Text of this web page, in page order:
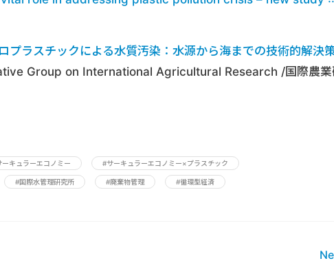
プラスチックによる水質汚染：水源から海までの技術的解決
Group on International Agricultural Research /国際農業
ーキュラーエコノミー #サーキュラーエコノミー×プラスチック
#国際水管理研究所 #廃棄物管理 #循環型経済